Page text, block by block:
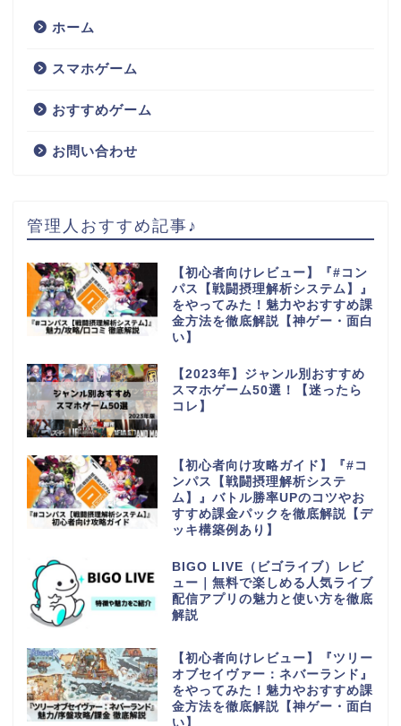
ホーム
スマホゲーム
おすすめゲーム
お問い合わせ
管理人おすすめ記事♪
【初心者向けレビュー】『#コン
パス【戦闘摂理解析システム】』
をやってみた！魅力やおすすめ課
金方法を徹底解説【神ゲー・面白
い】
【2023年】ジャンル別おすすめ
スマホゲーム50選！【迷ったら
コレ】
【初心者向け攻略ガイド】『#コ
ンパス【戦闘摂理解析システ
ム】』バトル勝率UPのコツやお
すすめ課金パックを徹底解説【デ
ッキ構築例あり】
BIGO LIVE（ビゴライブ）レビ
ュー｜無料で楽しめる人気ライブ
配信アプリの魅力と使い方を徹底
解説
【初心者向けレビュー】『ツリー
オブセイヴァー：ネバーランド』
をやってみた！魅力やおすすめ課
金方法を徹底解説【神ゲー・面白
い】